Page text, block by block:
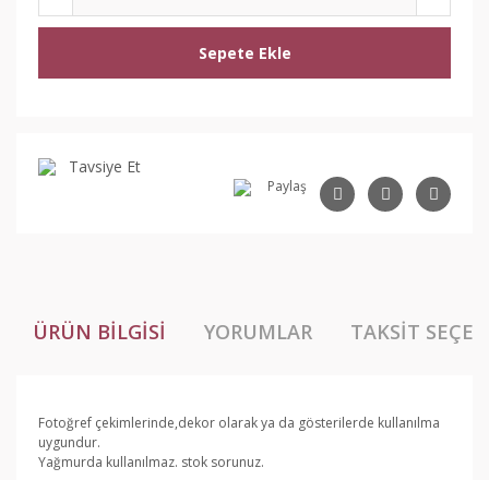
Sepete Ekle
Tavsiye Et
Paylaş
ÜRÜN BILGISI YORUMLAR TAKSIT
Fotoğref çekimlerinde,dekor olarak ya da gösterilerde kullanılma
uygundur.
Yağmurda kullanılmaz. stok sorunuz.